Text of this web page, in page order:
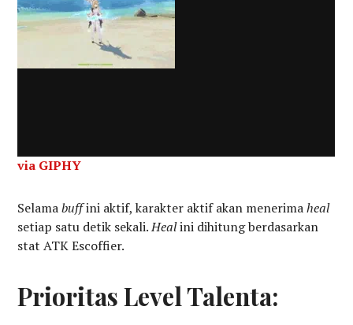
via GIPHY
Selamabuffini aktif, karakter aktif akan menerimaheal
setiap satu detik sekali.Healini dihitung berdasarkan
stat ATK Escoffier.
Prioritas Level Talenta: